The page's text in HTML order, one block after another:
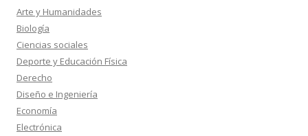
Arte y Humanidades
Biología
Ciencias sociales
Deporte y Educación Física
Derecho
Diseño e Ingeniería
Economía
Electrónica